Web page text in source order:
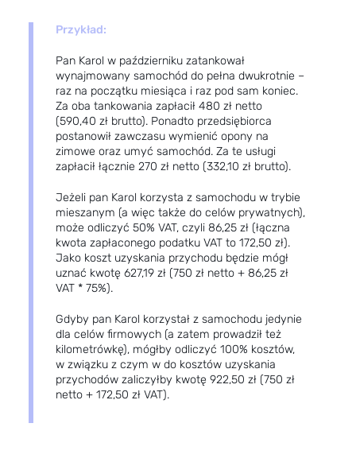
Przykład:
Pan Karol w październiku zatankował
wynajmowany samochód do pełna dwukrotnie –
raz na początku miesiąca i raz pod sam koniec.
Za oba tankowania zapłacił 480 zł netto
(590,40 zł brutto). Ponadto przedsiębiorca
postanowił zawczasu wymienić opony na
zimowe oraz umyć samochód. Za te usługi
zapłacił łącznie 270 zł netto (332,10 zł brutto).
Jeżeli pan Karol korzysta z samochodu w trybie
mieszanym (a więc także do celów prywatnych),
może odliczyć 50% VAT, czyli 86,25 zł (łączna
kwota zapłaconego podatku VAT to 172,50 zł).
Jako koszt uzyskania przychodu będzie mógł
uznać kwotę 627,19 zł (750 zł netto + 86,25 zł
VAT * 75%).
Gdyby pan Karol korzystał z samochodu jedynie
dla celów firmowych (a zatem prowadził też
kilometrówkę), mógłby odliczyć 100% kosztów,
w związku z czym w do kosztów uzyskania
przychodów zaliczyłby kwotę 922,50 zł (750 zł
netto + 172,50 zł VAT).